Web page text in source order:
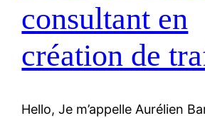
consultant en
création de
Hello, Je m’appelle Aurélien